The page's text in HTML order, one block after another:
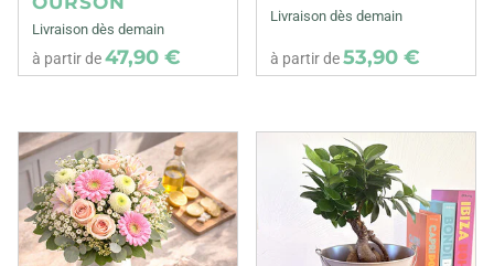
Livraison dès demain
à partir de47,90 €
Livraison dès demain
à partir de53,90 €